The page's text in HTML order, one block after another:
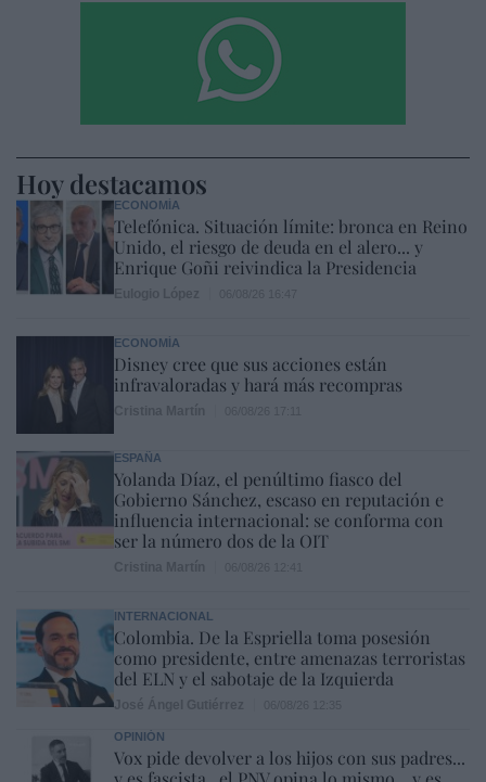
Hoy destacamos
ECONOMÍA
Telefónica. Situación límite: bronca en Reino
Unido, el riesgo de deuda en el alero... y
Enrique Goñi reivindica la Presidencia
ECONOMÍA
Disney cree que sus acciones están
infravaloradas y hará más recompras
ESPAÑA
Yolanda Díaz, el penúltimo fiasco del
Gobierno Sánchez, escaso en reputación e
influencia internacional: se conforma con
ser la número dos de la OIT
INTERNACIONAL
Colombia. De la Espriella toma posesión
como presidente, entre amenazas terroristas
del ELN y el sabotaje de la Izquierda
OPINIÓN
Vox pide devolver a los hijos con sus padres...